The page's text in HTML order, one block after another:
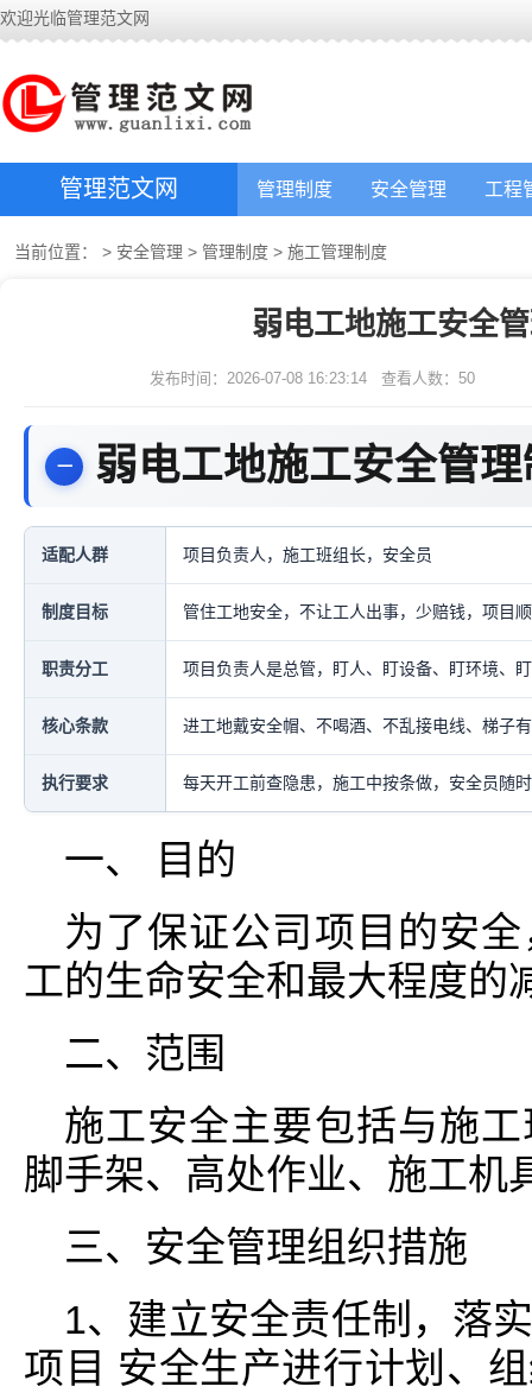
欢迎光临管理范文网
管理范文网 管理制度 安全管理 工程
当前位置： > 安全管理 > 管理制度 > 施工管理制度
弱电工地施工安全
发布时间：2026-07-08 16:23:14 查看人数： 50
弱电工地施工安全管
适配人群 项目负责人，施工班组长，安全员
制度目标 管住工地安全，不让工人出事，少赔钱，项目
职责分工 项目负责人是总管，盯人、盯设备、盯环境、
核心条款 进工地戴安全帽、不喝酒、不乱接电线、梯子
执行要求 每天开工前查隐患，施工中按条做，安全员随
一、 目的
为了保证公司项目的安
工的生命安全和最大程度的
二、范围
施工安全主要包括与施
脚手架、高处作业、施工机
三、安全管理组织措施
1、建立安全责任制，落
项目 安全生产进行计划、